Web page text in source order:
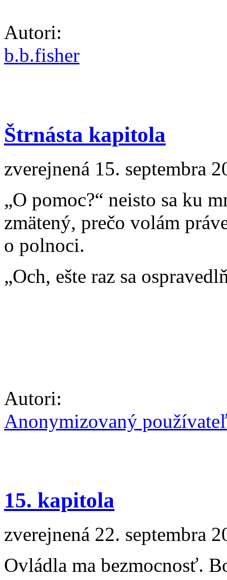
Autori:
b.b.fisher
Štrnásta kapitola
zverejnená 15. septembra
„O pomoc?“ neisto sa ku
zmätený, prečo volám
o polnoci.
„Och, ešte raz sa
Autori:
Anonymizovaný
15. kapitola
zverejnená 22. septembra
Ovládla ma bezmocnosť.